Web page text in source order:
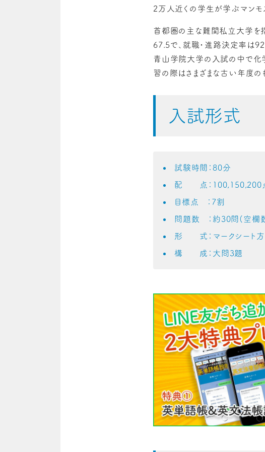
2万人近くの学生が学ぶマンモ
首都圏の主な難関私立大学を
67.5で、就職・進路決定率は
青山学院大学の入試の中で化
習の際はさまざまな古い年度の
入試形式
試験時間：80分
配 点：100,150,200
目標点 ：7割
問題数 ：約30問(空欄
形 式：マークシート方
構 成：大問3題